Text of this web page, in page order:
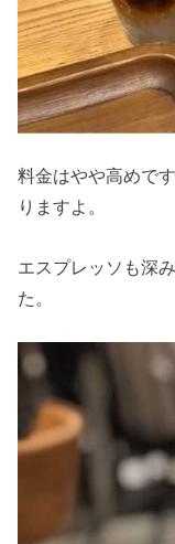
料金はやや高めで
りますよ。
エスプレッソも深
た。